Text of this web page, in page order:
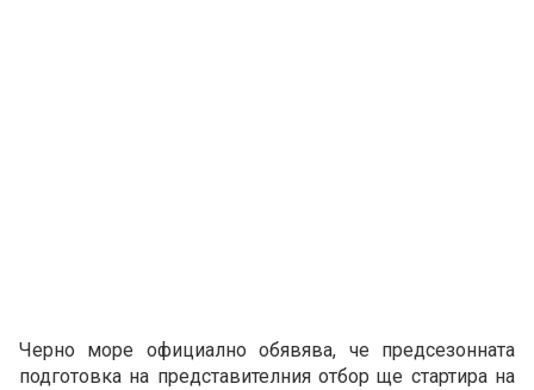
Черно море официално обявява, че предсезонната
подготовка на представителния отбор ще стартира на